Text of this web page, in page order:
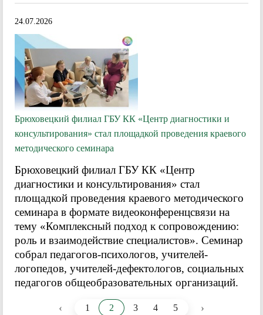
24.07.2026
Брюховецкий филиал ГБУ КК «Центр диагностики и
консультирования» стал площадкой проведения краевого
методического семинара
Брюховецкий филиал ГБУ КК «Центр
диагностики и консультирования» стал
площадкой проведения краевого методического
семинара в формате видеоконференцсвязи на
тему «Комплексный подход к сопровождению:
роль и взаимодействие специалистов». Семинар
собрал педагогов-психологов, учителей-
логопедов, учителей-дефектологов, социальных
педагогов общеобразовательных организаций.
‹ 1 2 3 4 5 ›